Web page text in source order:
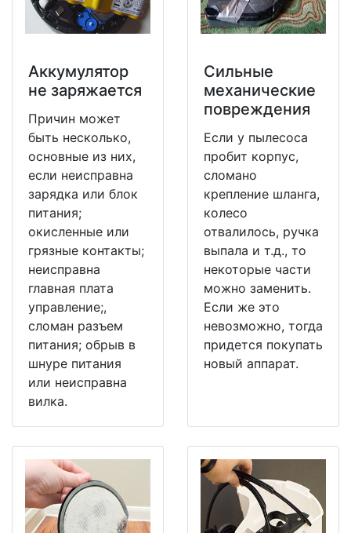
Аккумулятор
не заряжается
Причин может
быть несколько,
основные из них,
если неисправна
зарядка или блок
питания;
окисленные или
грязные контакты;
неисправна
главная плата
управление;,
сломан разъем
питания; обрыв в
шнуре питания
или неисправна
вилка.
Сильные
механические
повреждения
Если у пылесоса
пробит корпус,
сломано
крепление шланга,
колесо
отвалилось, ручка
выпала и т.д., то
некоторые части
можно заменить.
Если же это
невозможно, тогда
придется покупать
новый аппарат.